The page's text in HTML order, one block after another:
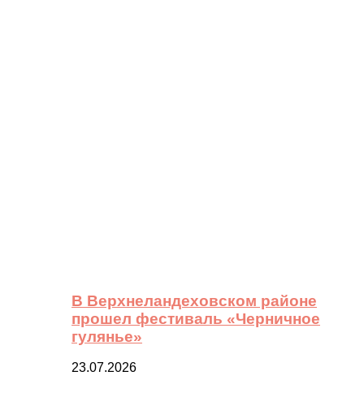
В Верхнеландеховском районе
прошел фестиваль «Черничное
гулянье»
23.07.2026